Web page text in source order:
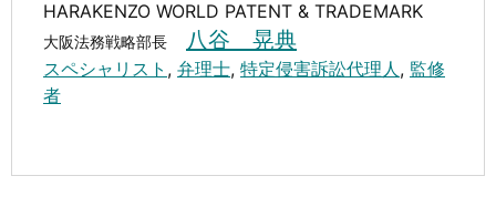
HARAKENZO WORLD PATENT & TRADEMARK
大阪法務戦略部長 八谷 晃典
スペシャリスト , 弁理士, 特定侵害訴訟代理人 , 監修
者